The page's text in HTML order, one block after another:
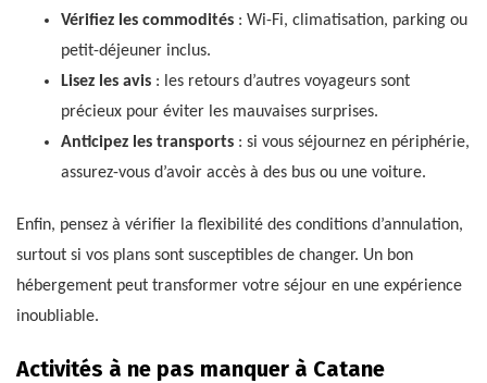
Vérifiez les commodités: Wi-Fi, climatisation, parking ou
petit-déjeuner inclus.
Lisez les avis: les retours d’autres voyageurs sont
précieux pour éviter les mauvaises surprises.
Anticipez les transports: si vous séjournez en périphérie,
assurez-vous d’avoir accès à des bus ou une voiture.
Enfin, pensez à vérifier la flexibilité des conditions d’annulation,
surtout si vos plans sont susceptibles de changer. Un bon
hébergement peut transformer votre séjour en une expérience
inoubliable.
Activités à ne pas manquer à Catane